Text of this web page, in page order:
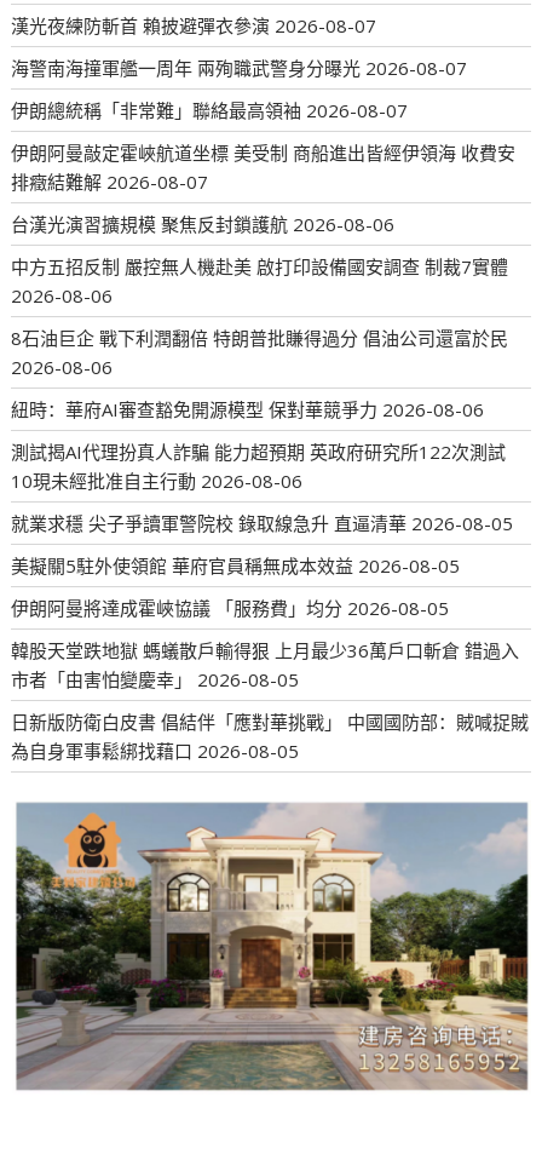
漢光夜練防斬首 賴披避彈衣參演 2026-08-07
海警南海撞軍艦一周年 兩殉職武警身分曝光 2026-08-07
伊朗總統稱「非常難」聯絡最高領袖 2026-08-07
伊朗阿曼敲定霍峽航道坐標 美受制 商船進出皆經伊領海 收費安
排癥結難解 2026-08-07
台漢光演習擴規模 聚焦反封鎖護航 2026-08-06
中方五招反制 嚴控無人機赴美 啟打印設備國安調查 制裁7實體
2026-08-06
8石油巨企 戰下利潤翻倍 特朗普批賺得過分 倡油公司還富於民
2026-08-06
紐時：華府AI審查豁免開源模型 保對華競爭力 2026-08-06
測試揭AI代理扮真人詐騙 能力超預期 英政府研究所122次測試
10現未經批准自主行動 2026-08-06
就業求穩 尖子爭讀軍警院校 錄取線急升 直逼清華 2026-08-05
美擬關5駐外使領館 華府官員稱無成本效益 2026-08-05
伊朗阿曼將達成霍峽協議 「服務費」均分 2026-08-05
韓股天堂跌地獄 螞蟻散戶輸得狠 上月最少36萬戶口斬倉 錯過入
市者「由害怕變慶幸」
2026-08-05
日新版防衛白皮書 倡結伴「應對華挑戰」 中國國防部：賊喊捉賊
為自身軍事鬆綁找藉口 2026-08-05